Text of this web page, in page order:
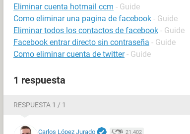
Eliminar cuenta hotmail ccm - Guide
Como eliminar una pagina de facebook - Guide
Eliminar todos los contactos de facebook - Guide
Facebook entrar directo sin contraseña - Guide
Como eliminar cuenta de twitter - Guide
1 respuesta
RESPUESTA 1 / 1
Carlos López Jurado 21.402